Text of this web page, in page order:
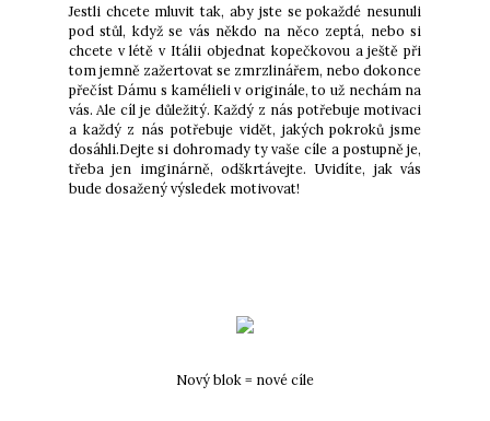
Jestli chcete mluvit tak, aby jste se pokaždé nesunuli
pod stůl, když se vás někdo na něco zeptá, nebo si
chcete v létě v Itálii objednat kopečkovou a ještě při
tom jemně zažertovat se zmrzlinářem, nebo dokonce
přečíst Dámu s kamélieli v originále, to už nechám na
vás. Ale cíl je důležitý. Každý z nás potřebuje motivaci
a každý z nás potřebuje vidět, jakých pokroků jsme
dosáhli.Dejte si dohromady ty vaše cíle a postupně je,
třeba jen imginárně, odškrtávejte. Uvidíte, jak vás
bude dosažený výsledek motivovat!
Nový blok = nové cíle